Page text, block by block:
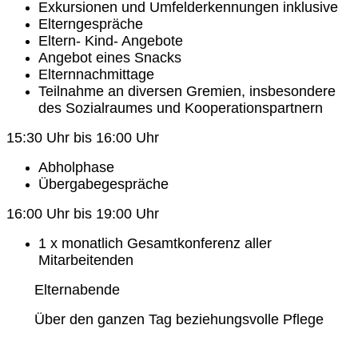
Exkursionen und Umfelderkennungen inklusive
Elterngespräche
Eltern- Kind- Angebote
Angebot eines Snacks
Elternnachmittage
Teilnahme an diversen Gremien, insbesondere
des Sozialraumes und Kooperationspartnern
15:30 Uhr bis 16:00 Uhr
Abholphase
Übergabegespräche
16:00 Uhr bis 19:00 Uhr
1 x monatlich Gesamtkonferenz aller
Mitarbeitenden
Elternabende
Über den ganzen Tag beziehungsvolle Pflege